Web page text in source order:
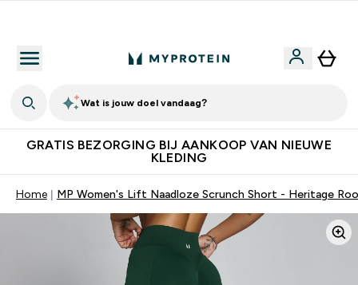
Wat is jouw doel vandaag?
GRATIS BEZORGING BIJ AANKOOP VAN NIEUWE
KLEDING
Home MP Women's Lift Naadloze Scrunch Short - Heritage